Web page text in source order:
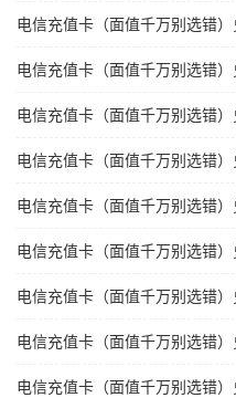
电信充值卡（面值千万别选错
电信充值卡（面值千万别选错
电信充值卡（面值千万别选错）
电信充值卡（面值千万别选错
电信充值卡（面值千万别选错
电信充值卡（面值千万别选错
电信充值卡（面值千万别选错
电信充值卡（面值千万别选错
电信充值卡（面值千万别选错